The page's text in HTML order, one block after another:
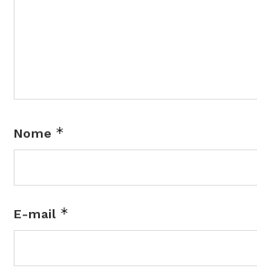
Nome *
E-mail *